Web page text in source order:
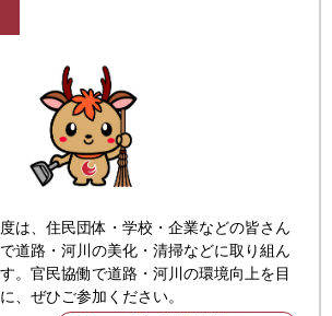
は、住民団体・学校・企業などの皆さん
道路・河川の美化・清掃などに取り組ん
。 官民協働で道路・河川の環境向上を目
、ぜひご参加ください。